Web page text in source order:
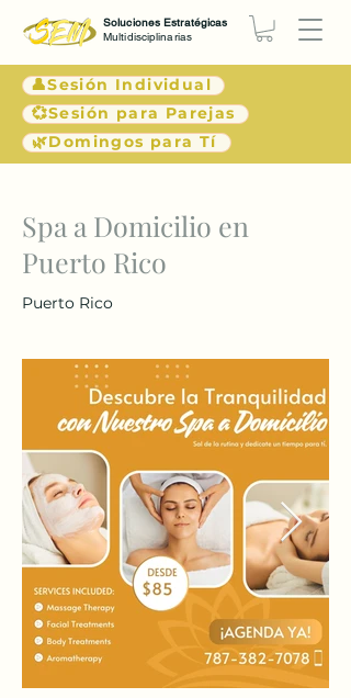
👤Sesión Individual
💞Sesión para Parejas
🌿Domingos para Tí
Soluciones Estratégicas
Multidisciplinarias
< Atrás
Spa a Domicilio en
Puerto Rico
Puerto Rico